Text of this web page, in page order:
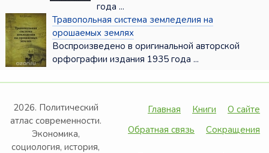
года ...
Травопольная система земледелия на
орошаемых землях
Воспроизведено в оригинальной авторской
орфографии издания 1935 года ...
2026. Политический
атлас современности.
Экономика,
социология, история,
Главная Книги
О сайте
Обратная связь
Сокращения